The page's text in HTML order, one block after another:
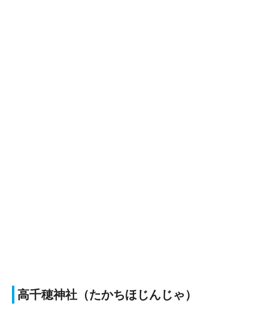
高千穂神社（たかちほじんじゃ）